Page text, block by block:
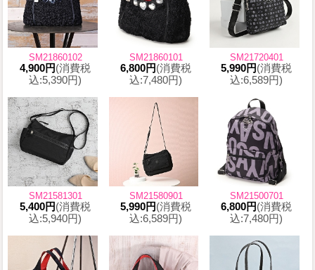
SM21860102
4,900円(消費税
込:5,390円)
SM21860101
6,800円(消費税
込:7,480円)
SM21720401
5,990円(消費税
込:6,589円)
SM21581301
5,400円(消費税
込:5,940円)
SM21580901
5,990円(消費税
込:6,589円)
SM21500701
6,800円(消費税
込:7,480円)